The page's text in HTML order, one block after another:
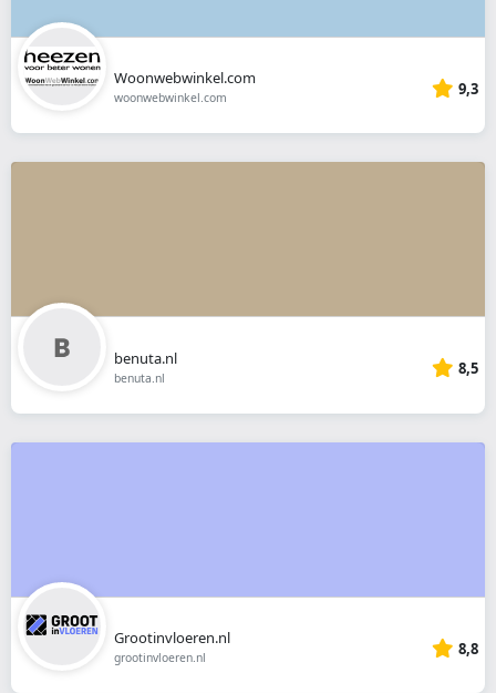
Woonwebwinkel.com
woonwebwinkel.com 9,3
benuta.nl
benuta.nl 8,5
Grootinvloeren.nl
grootinvloeren.nl 8,8